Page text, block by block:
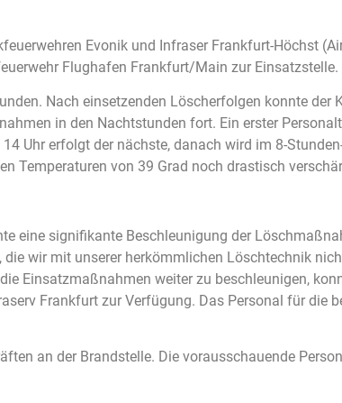
Evonik und Infraser Frankfurt-Höchst
Flughafen Frankfurt/Main zur Einsatzstelle.
Nach einsetzenden Löscherfolgen konnte der
in den Nachtstunden fort. Ein erster
Uhr erfolgt der nächste, danach wird im 8-
Temperaturen von 39 Grad noch drastisch
eine signifikante Beschleunigung der
die wir mit unserer herkömmlichen Löschtechnik
Einsatzmaßnahmen weiter zu beschleunigen,
Frankfurt zur Verfügung. Das Personal für die
an der Brandstelle. Die vorausschauende